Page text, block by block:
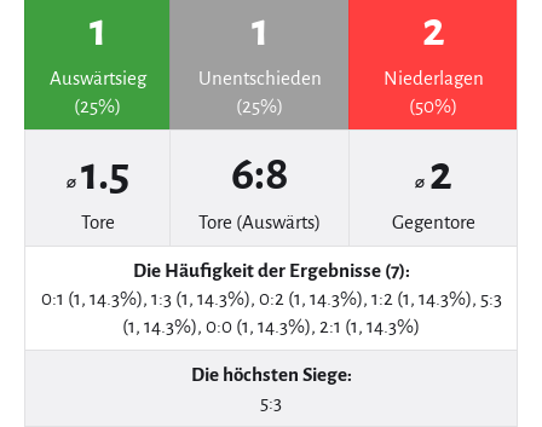
1
Auswärtsieg
(25%)
1
Unentschieden
(25%)
2
Niederlagen
(50%)
⌀ 1.5
Tore
6:8
Tore (Auswärts)
⌀ 2
Gegentore
Die Häufigkeit der Ergebnisse (7):
0:1 (1, 14.3%), 1:3 (1, 14.3%), 0:2 (1, 14.3%), 1:2 (1, 14.3%), 5:3
(1, 14.3%), 0:0 (1, 14.3%), 2:1 (1, 14.3%)
Die höchsten Siege:
5:3